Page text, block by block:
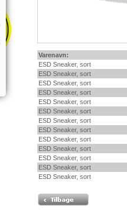
Varenavn:
ESD Sneaker, sort
ESD Sneaker, sort
ESD Sneaker, sort
ESD Sneaker, sort
ESD Sneaker, sort
ESD Sneaker, sort
ESD Sneaker, sort
ESD Sneaker, sort
ESD Sneaker, sort
ESD Sneaker, sort
ESD Sneaker, sort
ESD Sneaker, sort
ESD Sneaker, sort